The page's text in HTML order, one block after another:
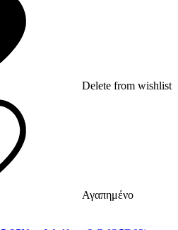
Delete from wishlist
Αγαπημένο